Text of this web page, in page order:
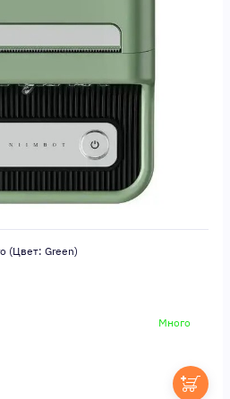
(Цвет: Green)
Много